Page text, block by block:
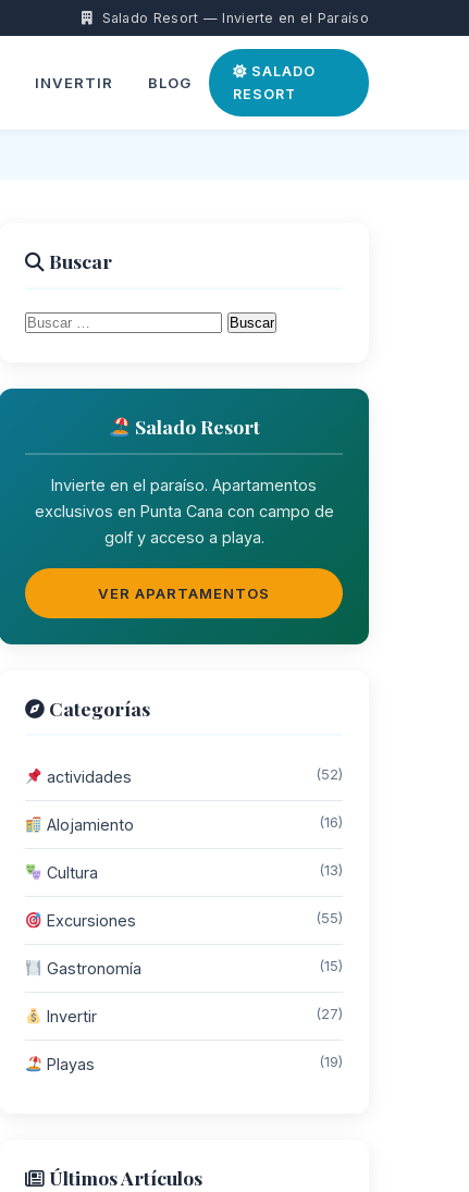
Salado Resort — Invierte en el Paraíso
INVERTIR BLOG
SALADO
RESORT
Buscar
Buscar:
Salado Resort
Invierte en el paraíso. Apartamentos
exclusivos en Punta Cana con campo de
golf y acceso a playa.
VER APARTAMENTOS
Categorías
actividades (52)
Alojamiento (16)
Cultura (13)
Excursiones (55)
Gastronomía (15)
Invertir (27)
Playas (19)
Últimos Artículos